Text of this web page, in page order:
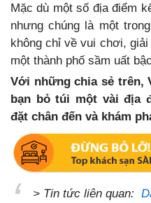
Mặc dù một số địa điểm
nhưng chúng là một
không chỉ về vui chơi,
một thành phố sầm uất
Với những chia sẻ trên,
bạn bỏ túi một vài địa
đặt chân đến và khám
> Tin tức liên quan: